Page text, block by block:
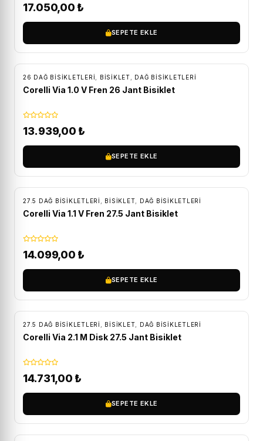
17.050,00 ₺
SEPETE EKLE
26 DAĞ BISIKLETLERI BİSİKLET DAĞ BISIKLETLERI
Corelli Via 1.0 V Fren 26 Jant Bisiklet
13.939,00 ₺
SEPETE EKLE
27.5 DAĞ BISIKLETLERI BİSİKLET DAĞ BISIKLETLERI
Corelli Via 1.1 V Fren 27.5 Jant Bisiklet
14.099,00 ₺
SEPETE EKLE
27.5 DAĞ BISIKLETLERI BİSİKLET DAĞ BISIKLETLERI
Corelli Via 2.1 M Disk 27.5 Jant Bisiklet
14.731,00 ₺
SEPETE EKLE